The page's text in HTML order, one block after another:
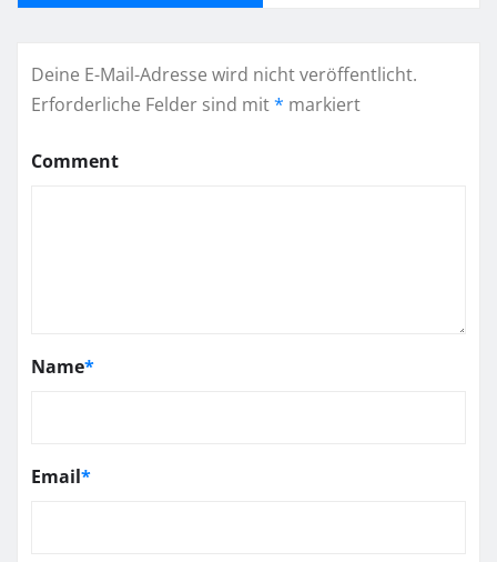
Deine E-Mail-Adresse wird nicht veröffentlicht.
Erforderliche Felder sind mit* markiert
Comment
Name*
Email*